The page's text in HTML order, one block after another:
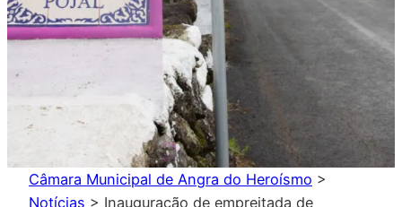
Câmara Municipal de Angra do Heroísmo >
Notícias > Inauguração de empreitada de